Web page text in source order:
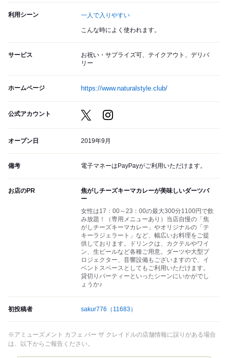
利用シーン 一人で入りやすい
こんな時によく使われます。
サービス
お祝い・サプライズ可、テイクアウト、デリバ
リー
ホームページ https://www.naturalstyle.club/
公式アカウント
オープン日 2019年9月
備考 電子マネーはPayPayがご利用いただけます。
お店のPR
焦がしチーズキーマカレーが美味しいダーツバ
ー
女性は17：00～23：00の最大300分1100円で飲
み放題！（専用メニューあり）当店自慢の「焦
がしチーズキーマカレー」やオリジナルの「テ
キーラジェラート」など、幅広いお料理をご提
供しております。ドリンクは、カクテルやワイ
ン、生ビールなど各種ご用意。ダーツや大型プ
ロジェクター、音響設備もございますので、イ
ベントスペースとしてもご利用いただけます。
貸切りパーティーといったシーンにいかがでし
ょうか♪
初投稿者 sakur776 （11683）
※アミューズメント カフェ バー ザ クレイドルの店舗情報に誤りがある場合
は、以下からご報告ください。